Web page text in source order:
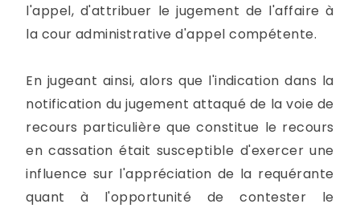
l'appel, d'attribuer le jugement de l'affaire à
la cour administrative d'appel compétente.
En jugeant ainsi, alors que l'indication dans la
notification du jugement attaqué de la voie de
recours particulière que constitue le recours
en cassation était susceptible d'exercer une
influence sur l'appréciation de la requérante
quant à l'opportunité de contester le